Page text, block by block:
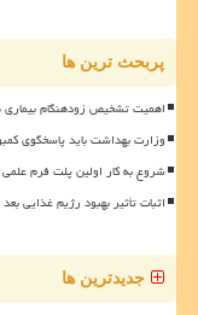
پربحث ترین ها
اهمیت تشخیص زودهنگام
وزارت بهداشت باید پاسخگوی
شروع به کار اولین پلت فرم
اثبات تأثیر بهبود رژیم غذایی بعد از ۴۰ سالگی بر
جدیدترین ها